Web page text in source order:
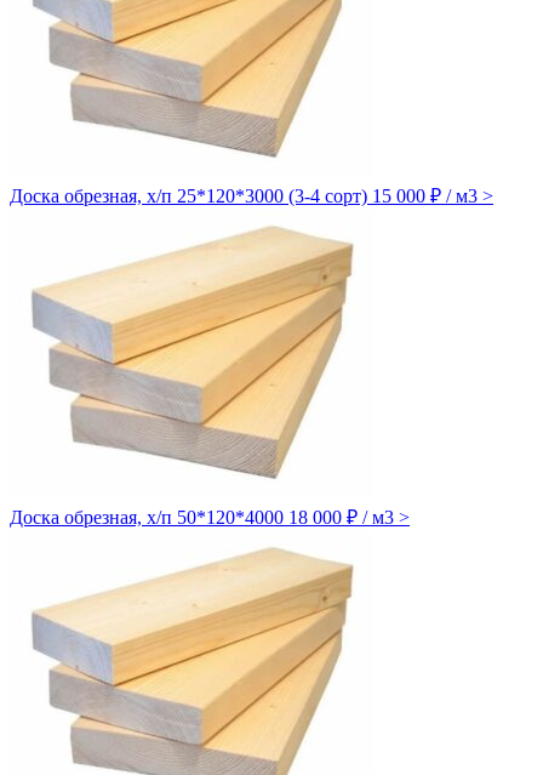
Доска обрезная, х/п 25*120*3000 (3-4 сорт) 15 000 ₽ / м3 >
Доска обрезная, х/п 50*120*4000 18 000 ₽ / м3 >